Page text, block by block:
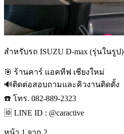
สำหรับรถ ISUZU D-max (รุ่นในรูป)
🎯 ร้านคาร์ แอคทีฟ เชียงใหม่
🔊ติดต่อสอบถามและคิวงานติดตั้ง
☎️ โทร. 082-889-2323
🆔 LINE ID : @caractive